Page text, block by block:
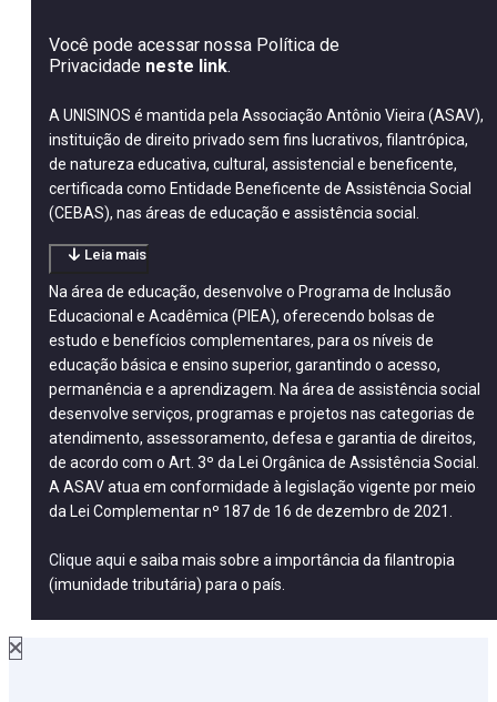
Você pode acessar nossa Política de
Privacidade neste link.
A UNISINOS é mantida pela Associação Antônio Vieira (ASAV),
instituição de direito privado sem fins lucrativos, filantrópica,
de natureza educativa, cultural, assistencial e beneficente,
certificada como Entidade Beneficente de Assistência Social
(CEBAS), nas áreas de educação e assistência social.
Leia mais
Na área de educação, desenvolve o Programa de Inclusão
Educacional e Acadêmica (PIEA), oferecendo bolsas de
estudo e benefícios complementares, para os níveis de
educação básica e ensino superior, garantindo o acesso,
permanência e a aprendizagem. Na área de assistência social
desenvolve serviços, programas e projetos nas categorias de
atendimento, assessoramento, defesa e garantia de direitos,
de acordo com o Art. 3º da Lei Orgânica de Assistência Social.
A ASAV atua em conformidade à legislação vigente por meio
da Lei Complementar nº 187 de 16 de dezembro de 2021.
Clique aqui e saiba mais sobre a importância da filantropia
(imunidade tributária) para o país.